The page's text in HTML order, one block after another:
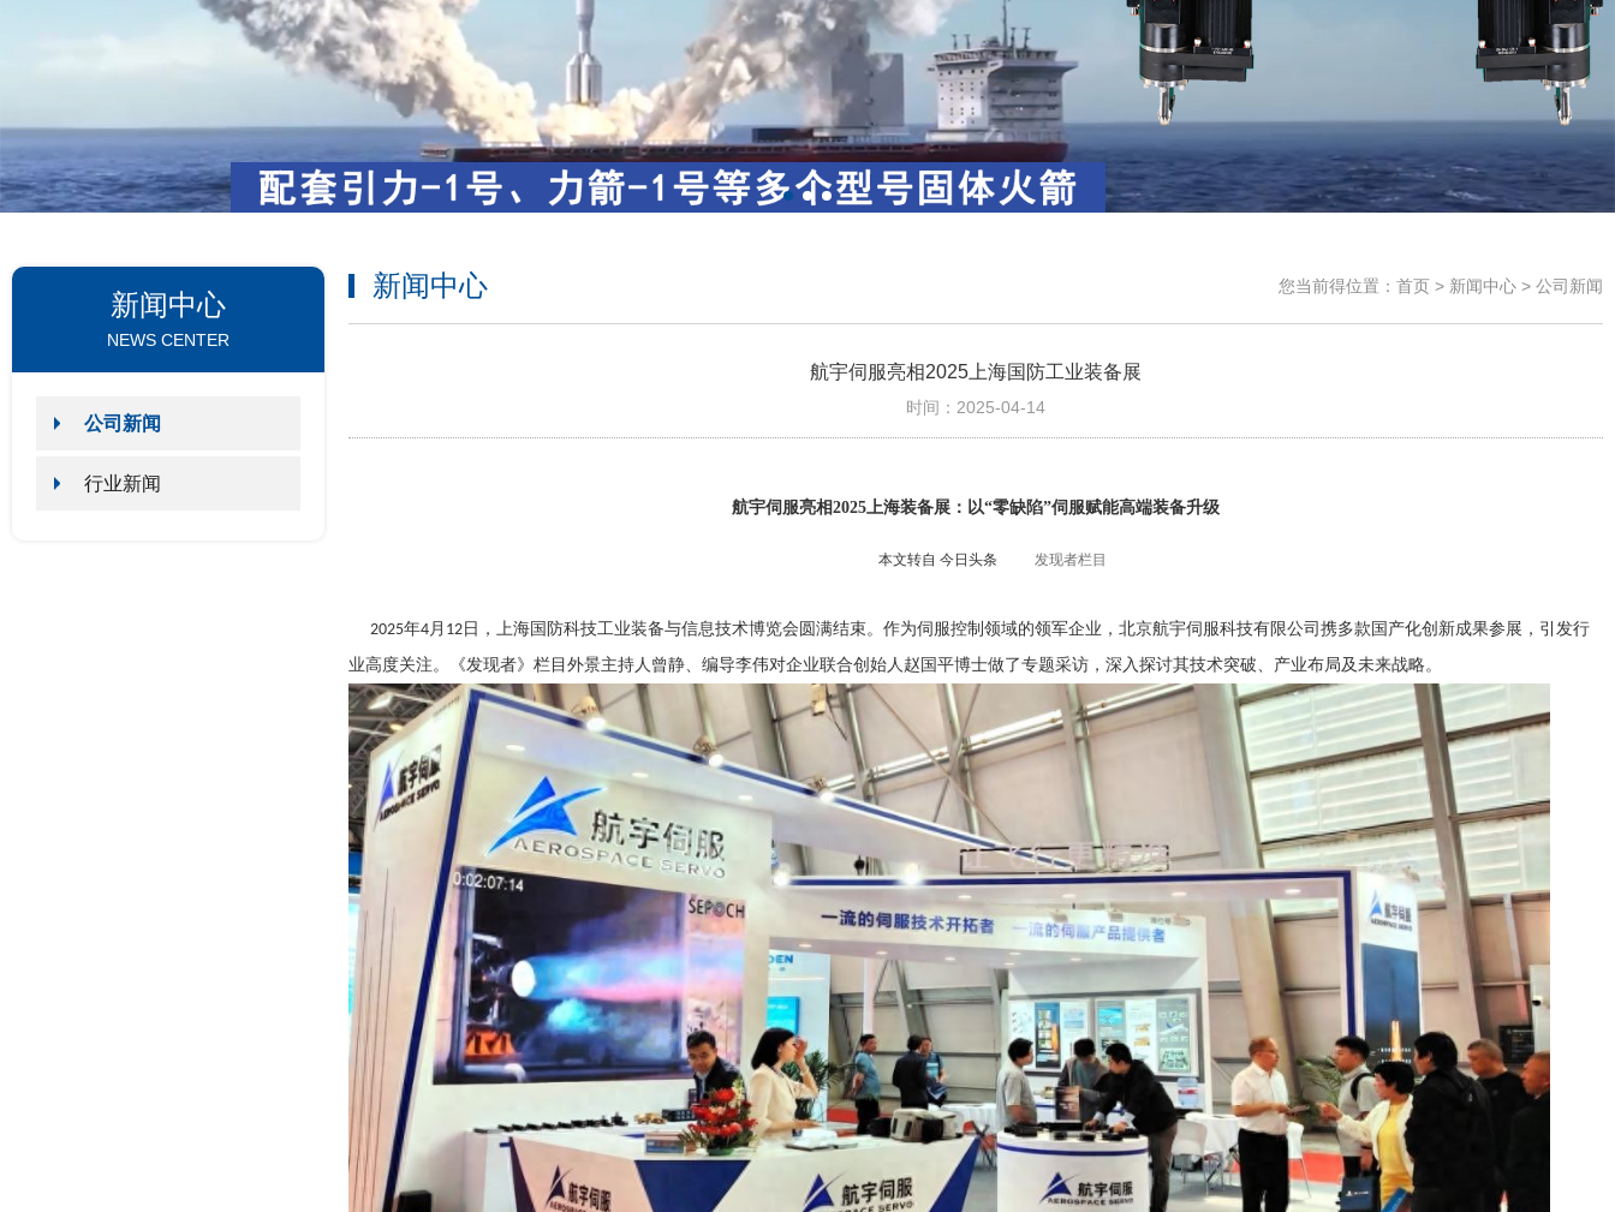
新闻中心
NEWS CENTER
公司新闻
行业新闻
新闻中心 您当前得位置： 首页 > 新闻中心 > 公司新闻
航宇伺服亮相2025上海国防工业装备展
时间：2025-04-14
航宇伺服亮相2025上海装备展：以“零缺陷”伺服赋能高端装备升级
本文转自 今日头条 发现者栏目
2025年4月12日，上海国防科技工业装备与信息技术博览会圆满结束。作为伺服控制领域的领军企业，北京航宇伺服科技有限公司携多款国产化创新成果参展，引发行
业高度关注。《发现者》栏目外景主持人曾静、编导李伟对企业联合创始人赵国平博士做了专题采访，深入探讨其技术突破、产业布局及未来战略。